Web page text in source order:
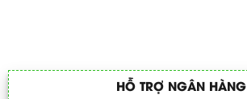
HỖ TRỢ NGÂN HÀNG